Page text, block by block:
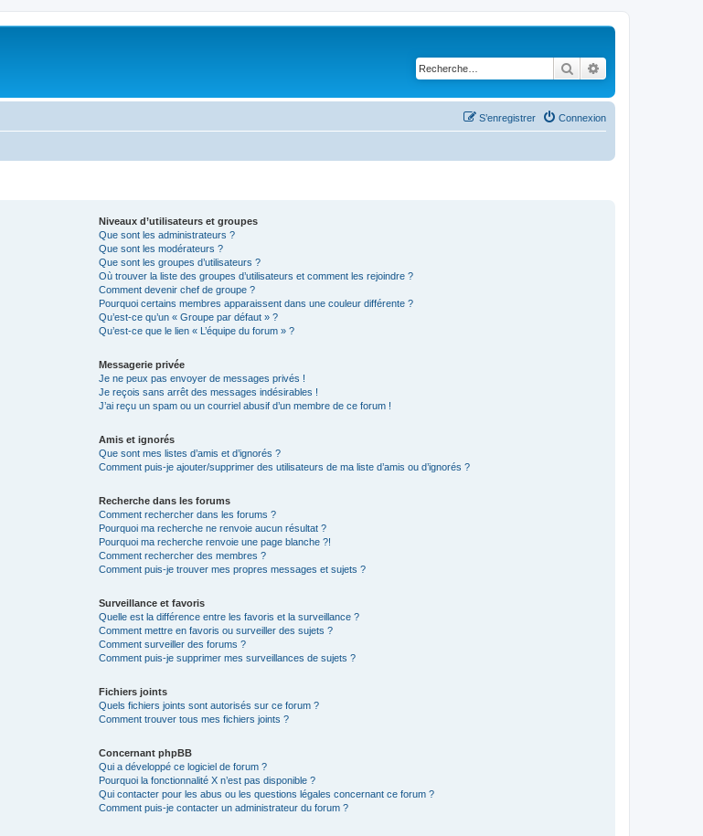
Rechercher
Connexion
S’enregistrer
Niveaux d’utilisateurs et groupes
Que sont les administrateurs ?
Que sont les modérateurs ?
Que sont les groupes d’utilisateurs ?
Où trouver la liste des groupes d’utilisateurs et comment les rejoindre ?
Comment devenir chef de groupe ?
Pourquoi certains membres apparaissent dans une couleur différente ?
Qu’est-ce qu’un « Groupe par défaut » ?
Qu’est-ce que le lien « L’équipe du forum » ?
Messagerie privée
Je ne peux pas envoyer de messages privés !
Je reçois sans arrêt des messages indésirables !
J’ai reçu un spam ou un courriel abusif d’un membre de ce forum !
Amis et ignorés
Que sont mes listes d’amis et d’ignorés ?
Comment puis-je ajouter/supprimer des utilisateurs de ma liste d’amis ou d’ignorés ?
Recherche dans les forums
Comment rechercher dans les forums ?
Pourquoi ma recherche ne renvoie aucun résultat ?
Pourquoi ma recherche renvoie une page blanche ?!
Comment rechercher des membres ?
Comment puis-je trouver mes propres messages et sujets ?
Surveillance et favoris
Quelle est la différence entre les favoris et la surveillance ?
Comment mettre en favoris ou surveiller des sujets ?
Comment surveiller des forums ?
Comment puis-je supprimer mes surveillances de sujets ?
Fichiers joints
Quels fichiers joints sont autorisés sur ce forum ?
Comment trouver tous mes fichiers joints ?
Concernant phpBB
Qui a développé ce logiciel de forum ?
Pourquoi la fonctionnalité X n’est pas disponible ?
Qui contacter pour les abus ou les questions légales concernant ce forum ?
Comment puis-je contacter un administrateur du forum ?